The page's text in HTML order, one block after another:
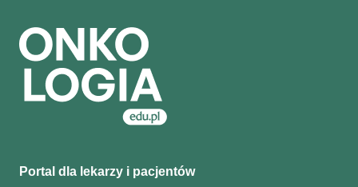
Portal dla lekarzy i pacjentów